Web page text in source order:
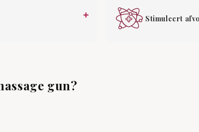
+ Stimuleert
gun?